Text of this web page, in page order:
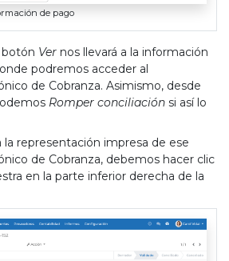
de pago
botón Ver nos llevará a la información
podremos acceder al
de Cobranza. Asimismo, desde
Romper conciliación si así lo
la representación impresa de ese
de Cobranza, debemos hacer clic
en la parte inferior derecha de la